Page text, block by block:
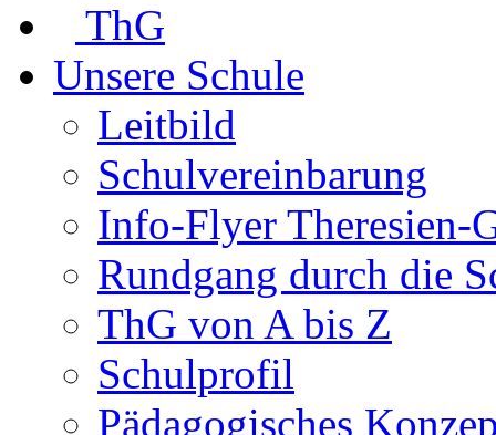
ThG
Unsere Schule
Leitbild
Schulvereinbarung
Info-Flyer Theresien-
Rundgang durch die
ThG von A bis Z
Schulprofil
Pädagogisches